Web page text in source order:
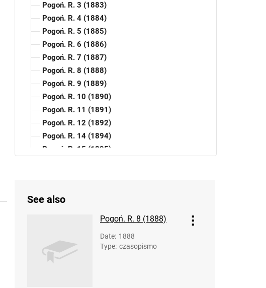
Pogoń. R. 3 (1883)
Pogoń. R. 4 (1884)
Pogoń. R. 5 (1885)
Pogoń. R. 6 (1886)
Pogoń. R. 7 (1887)
Pogoń. R. 8 (1888)
Pogoń. R. 9 (1889)
Pogoń. R. 10 (1890)
Pogoń. R. 11 (1891)
Pogoń. R. 12 (1892)
Pogoń. R. 14 (1894)
Pogoń. R. 15 (1895)
Pogoń. R. 19 (1899)
Pogoń. R. 20 (1900)
Pogoń. R. 22 (1902)
Pogoń. R. 23 (1903)
See also
Pogoń. R. 8 (1888)
Date: 1888
Type: czasopismo